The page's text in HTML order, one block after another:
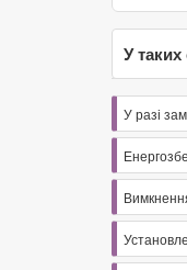
У таких
У разі